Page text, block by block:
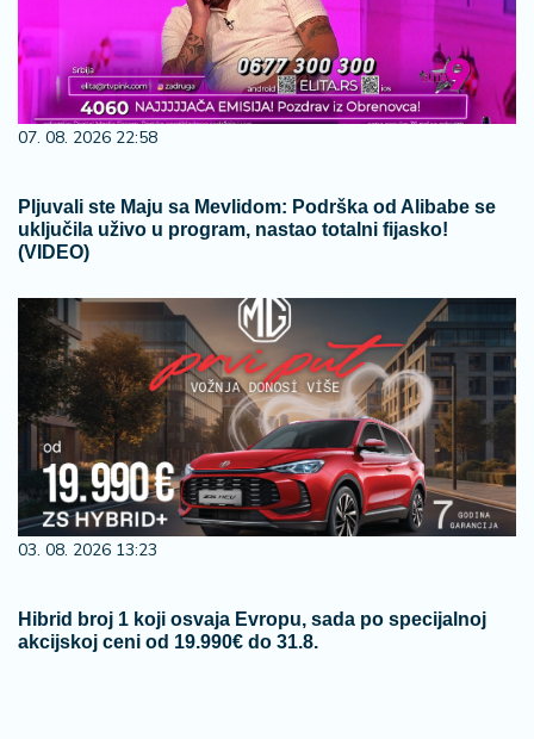
07. 08. 2026 22:58
Pljuvali ste Maju sa Mevlidom: Podrška od Alibabe se
uključila uživo u program, nastao totalni fijasko!
(VIDEO)
03. 08. 2026 13:23
Hibrid broj 1 koji osvaja Evropu, sada po specijalnoj
akcijskoj ceni od 19.990€ do 31.8.